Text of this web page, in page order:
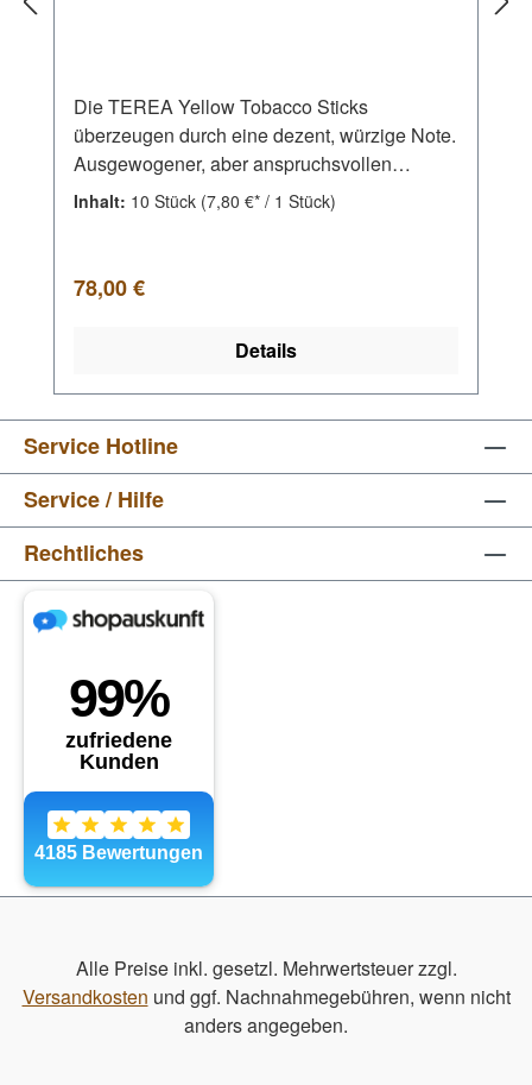
Die TEREA Yellow Tobacco Sticks
überzeugen durch eine dezent, würzige Note.
Ausgewogener, aber anspruchsvollen
Tabakgeschmack aus hochwertigen
Marlboro-Tabak aus feinsten Tabakblättern.
kleinen Zigarette und ausschließlich für IQOS
Iluma-Geräte bestimmt. Sie werden in die
erhitzt. Für ein gleichbleibendes und
perfektes Geschmackserlebnis.
Inhalt: 10 Stück (7,80 €* / 1 Stück)
Regulärer Preis:
78,00 €
Details
Service Hotline
Service / Hilfe
Rechtliches
Alle Preise inkl. gesetzl. Mehrwertsteuer zzgl.
Versandkosten und ggf. Nachnahmegebühren, wenn nicht
anders angegeben.